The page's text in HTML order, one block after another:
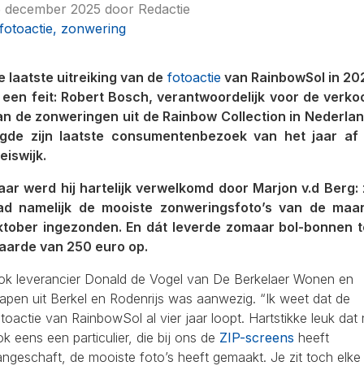
december 2025 door Redactie
fotoactie, zonwering
laatste uitreiking van de fotoactievan RainbowSol in
feit: Robert Bosch, verantwoordelijk voor de
de zonweringen uit de Rainbow Collection in
zijn laatste consumentenbezoek van het jaar af
werd hij hartelijk verwelkomd door Marjon v.d Berg:
namelijk de mooiste zonweringsfoto’s van de
ingezonden. En dát leverde zomaar bol-bonnen
van 250 euro op.
leverancier Donald de Vogel van De Berkelaer Wonen en
uit Berkel en Rodenrijs was aanwezig. “Ik weet dat de
van RainbowSol al vier jaar loopt. Hartstikke leuk dat
eens een particulier, die bij ons de ZIP-screens heeft
de mooiste foto’s heeft gemaakt. Je zit toch elke